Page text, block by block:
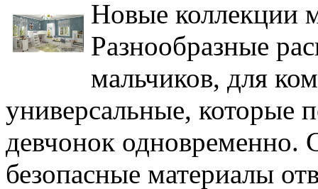
Новые коллекции
Разнообразные
мальчиков, для
универсальные, которые
девчонок одновременно.
безопасные материалы